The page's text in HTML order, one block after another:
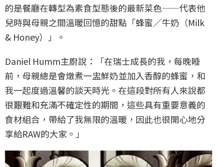
的是餐廳在轉型為素食型態後的最新菜色——代表他
兒時與母親之間溫暖回憶的甜點「蜂蜜／牛奶（Milk
& Honey）」。
Daniel Humm主廚說：「在瑞士成長的我，每晚睡
前，母親總是會燉煮一盅鮮奶並加入香醇的蜂蜜，和
我一起度過溫馨的談天時光。在這段對所有人來說都
很艱難和充滿不確定性的期間，這些具有重要意義的
食材組合，帶給了我無限的溫暖，因此也很開心地分
享給RAW的大家。」